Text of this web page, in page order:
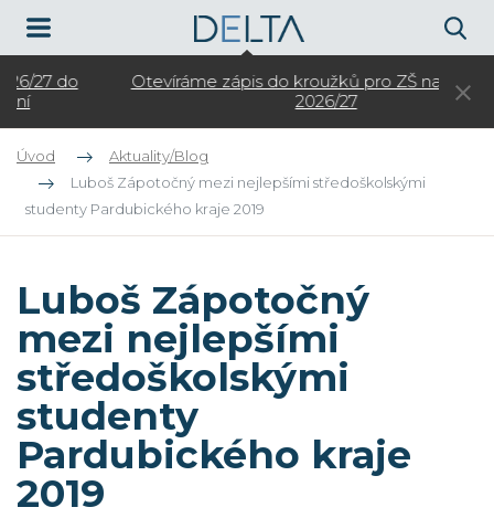
Otevíráme zápis do kroužků pro ZŠ na školní rok
Úvod
Aktuality/Blog
Luboš Zápotočný mezi nejlepšími středoškolskými
studenty Pardubického kraje 2019
Luboš Zápotočný
mezi nejlepšími
středoškolskými
studenty
Pardubického kraje
2019